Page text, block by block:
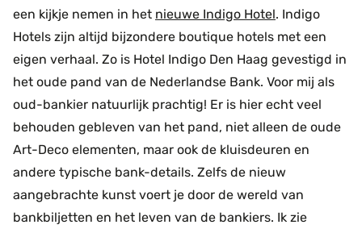
een kijkje nemen in het nieuwe Indigo Hotel. Indigo
Hotels zijn altijd bijzondere boutique hotels met een
eigen verhaal. Zo is Hotel Indigo Den Haag gevestigd in
het oude pand van de Nederlandse Bank. Voor mij als
oud-bankier natuurlijk prachtig! Er is hier echt veel
behouden gebleven van het pand, niet alleen de oude
Art-Deco elementen, maar ook de kluisdeuren en
andere typische bank-details. Zelfs de nieuw
aangebrachte kunst voert je door de wereld van
bankbiljetten en het leven van de bankiers. Ik zie